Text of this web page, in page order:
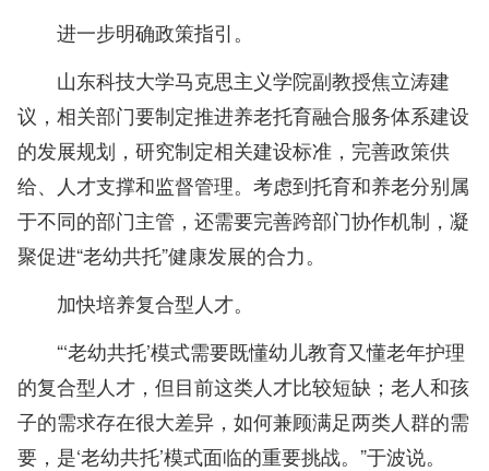
进一步明确政策指引。
山东科技大学马克思主义学院副教授焦立涛建
议，相关部门要制定推进养老托育融合服务体系建设
的发展规划，研究制定相关建设标准，完善政策供
给、人才支撑和监督管理。考虑到托育和养老分别属
于不同的部门主管，还需要完善跨部门协作机制，凝
聚促进“老幼共托”健康发展的合力。
加快培养复合型人才。
“‘老幼共托’模式需要既懂幼儿教育又懂老年护理
的复合型人才，但目前这类人才比较短缺；老人和孩
子的需求存在很大差异，如何兼顾满足两类人群的需
要，是‘老幼共托’模式面临的重要挑战。”于波说。